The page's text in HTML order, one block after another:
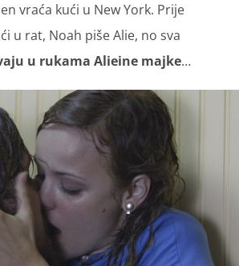
vraća kući u New York. Prije
u rat, Noah piše Alie, no sva
u rukama Alieine majke…